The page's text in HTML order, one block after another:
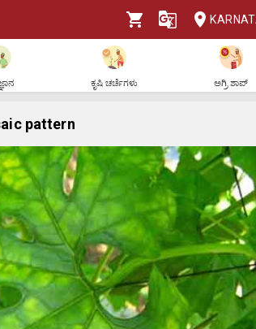
ಕೃಷಿ ಚರ್ಚೆಗಳು ಅಗ್ರಿ ಶಾಪ್
pattern